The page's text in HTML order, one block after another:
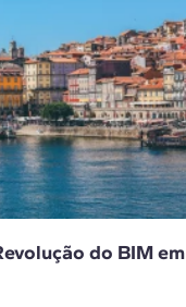
do BIM em